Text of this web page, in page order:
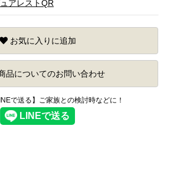
アレストQR
お気に入りに追加
品についてのお問い合わせ
で送る】ご家族との検討時などに！